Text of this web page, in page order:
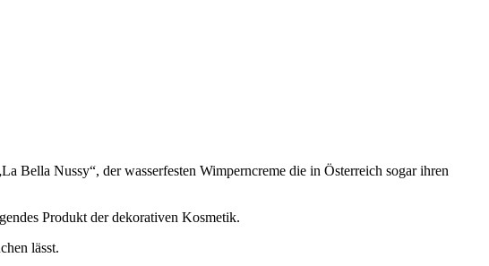
Bella Nussy“, der wasserfesten Wimperncreme die in Österreich sogar ihren
Produkt der dekorativen Kosmetik.
lässt.